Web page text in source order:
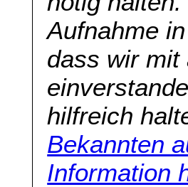
Aufnahme
dass wir mit
hilfreich
Bekannten
Information